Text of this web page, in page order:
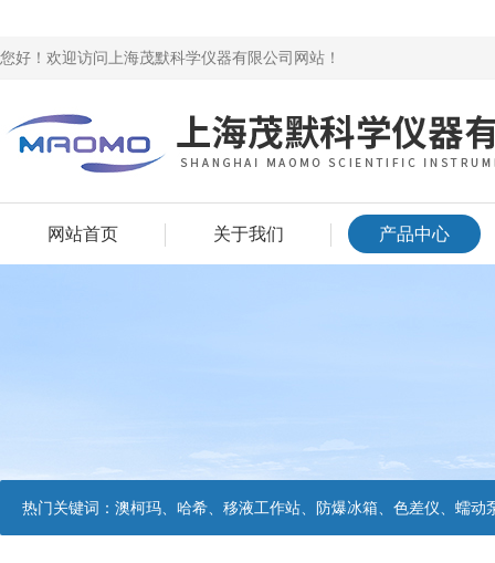
您好！欢迎访问上海茂默科学仪器有限公司网站！
网站首页 关于我们 产品中心
热门关键词： 澳柯玛、哈希、移液工作站、防爆冰箱、色差仪、蠕动